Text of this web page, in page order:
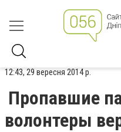
12:43, 29 вересня 2014 р.
Пропавшие
волонтеры